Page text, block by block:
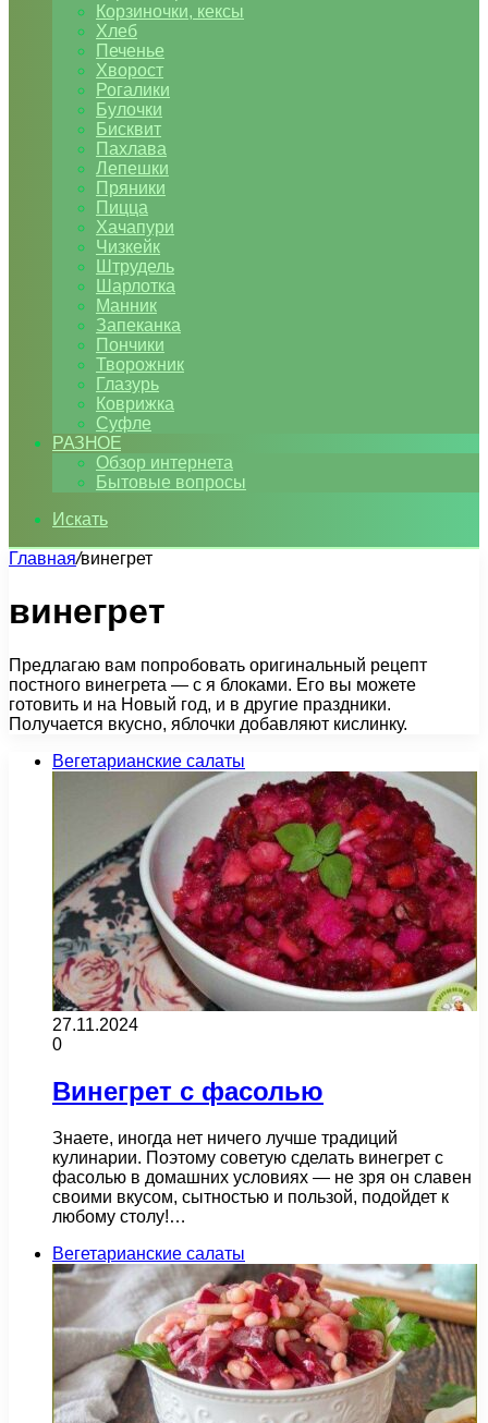
Корзиночки, кексы
Хлеб
Печенье
Хворост
Рогалики
Булочки
Бисквит
Пахлава
Лепешки
Пряники
Пицца
Хачапури
Чизкейк
Штрудель
Шарлотка
Манник
Запеканка
Пончики
Творожник
Глазурь
Коврижка
Суфле
РАЗНОЕ
Обзор интернета
Бытовые вопросы
Искать
Главная/винегрет
винегрет
Предлагаю вам попробовать оригинальный рецепт
постного винегрета — с я блоками. Его вы можете
готовить и на Новый год, и в другие праздники.
Получается вкусно, яблочки добавляют кислинку.
Вегетарианские салаты
27.11.2024
0
Винегрет с фасолью
Знаете, иногда нет ничего лучше традиций
кулинарии. Поэтому советую сделать винегрет с
фасолью в домашних условиях — не зря он славен
своими вкусом, сытностью и пользой, подойдет к
любому столу!…
Вегетарианские салаты